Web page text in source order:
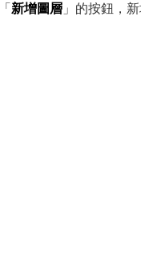
新增圖層 」的按鈕，